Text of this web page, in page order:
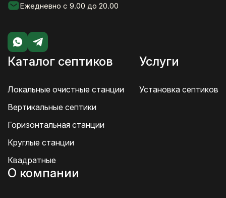
Ежедневно с 9.00 до 20.00
Каталог септиков
Локальные очистные станции
Вертикальные септики
Горизонтальная станции
Круглые станции
Квадратные
Услуги
Установка септиков
О компании